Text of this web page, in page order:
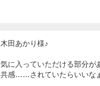
木田あかり様♪
気に入っていただける部分が
共感……されていたらいいな